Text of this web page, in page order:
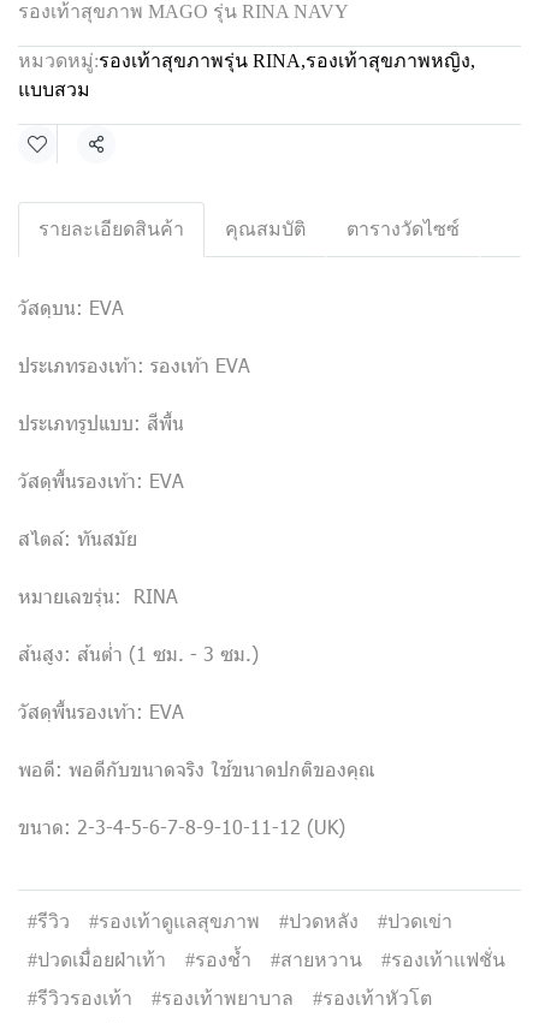
รองเท้าสุขภาพ MAGO รุ่น RINA NAVY
หมวดหมู่:รองเท้าสุขภาพรุ่น RINA,รองเท้าสุขภาพหญิง,
แบบสวม
แชร์
รายละเอียดสินค้า คุณสมบัติ ตารางวัดไซซ์
วัสดุบน: EVA
ประเภทรองเท้า: รองเท้า EVA
ประเภทรูปแบบ: สีพื้น
วัสดุพื้นรองเท้า: EVA
สไตล์: ทันสมัย
หมายเลขรุ่น: RINA
ส้นสูง: ส้นต่ำ (1 ซม. - 3 ซม.)
วัสดุพื้นรองเท้า: EVA
พอดี: พอดีกับขนาดจริง ใช้ขนาดปกติของคุณ
ขนาด: 2-3-4-5-6-7-8-9-10-11-12 (UK)
#รีวิว #รองเท้าดูแลสุขภาพ #ปวดหลัง
#ปวดเข่า
#ปวดเมื่อยฝ่าเท้า
#รองช้ำ #สายหวาน
#รองเท้าแฟชั่น
#รีวิวรองเท้า
#รองเท้าพยาบาล
#รองเท้าหัวโต